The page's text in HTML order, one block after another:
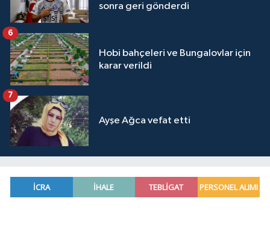
sonra geri gönderdi
Hobi bahçeleri ve Bungalovlar için
karar verildi
6
Ayşe Ağca vefat etti
7